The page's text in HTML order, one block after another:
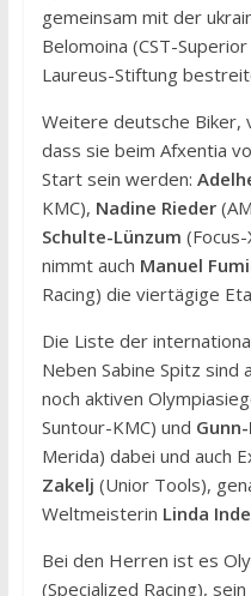
gemeinsam mit der
Belomoina (CST-
Laureus-Stiftung
Weitere deutsche Biker,
dass sie beim Afxentia
Start sein werden:
KMC), Nadine Rieder
Schulte-Lünzum
nimmt auch Manuel
Racing) die viertägige
Die Liste der
Neben Sabine Spitz sind
noch aktiven
Suntour-KMC) und
Merida) dabei und auch
Zakelj (Unior Tools),
Weltmeisterin Linda
Bei den Herren ist es
(Specialized Racing),